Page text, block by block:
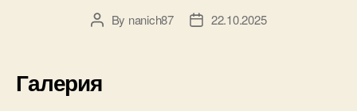
PostBy nanich87
Post22.10.2025
Галерия